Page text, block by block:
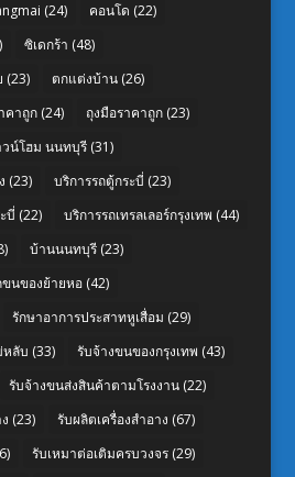
(24) คอนโด (22)
ซิเดกร้า (48)
(23) ตกแต่งบ้าน(26)
คาถูก(24) ถุงมือราคาถูก(23)
น์โฮม นนทบุรี(31)
(23) บริการรถตู้กระบี่ (23)
บี่ (22) บริการรถเทรลเลอร์กรุงเทพ (44)
บ้านนนทบุรี(23)
ขนของย้ายหอ(42)
รักษาอาการประสาทหูเสื่อม (29)
หลับ (33) รับจ้างขนของกรุงเทพ (43)
รับจ้างขนส่งสินค้าตามโรงงาน(22)
(23) รับผลิตเครื่องสำอาง (67)
รับเหมาต่อเติมครบวงจร(29)